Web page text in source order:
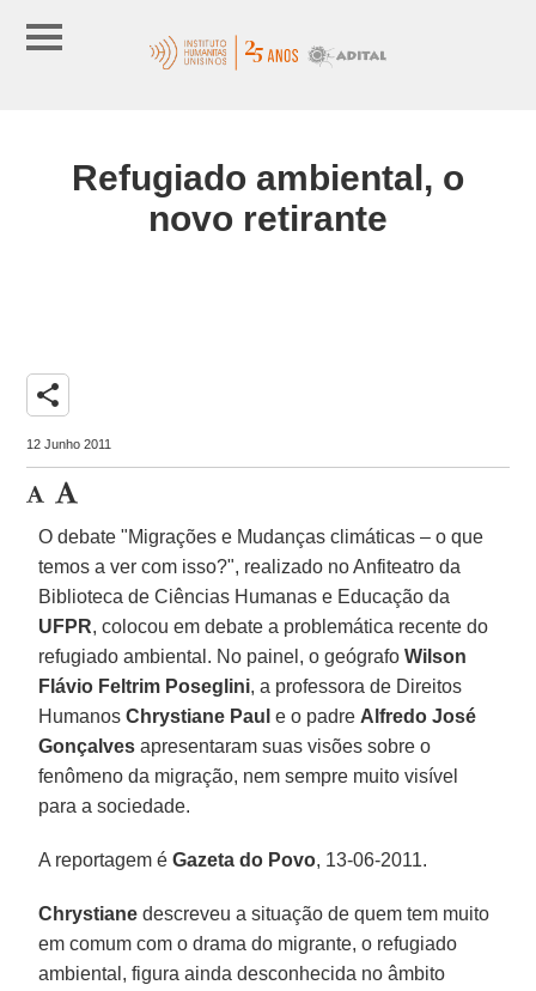
Refugiado ambiental, o
novo retirante
share
12 Junho 2011
O debate "Migrações e Mudanças climáticas – o que
temos a ver com isso?", realizado no Anfiteatro da
Biblioteca de Ciências Humanas e Educação da
UFPR, colocou em debate a problemática recente do
refugiado ambiental. No painel, o geógrafoWilson
Flávio Feltrim Poseglini, a professora de Direitos
HumanosChrystiane Paul e o padre Alfredo José
Gonçalves apresentaram suas visões sobre o
fenômeno da migração, nem sempre muito visível
para a sociedade.
A reportagem éGazeta do Povo, 13-06-2011.
Chrystiane descreveu a situação de quem tem muito
em comum com o drama do migrante, o refugiado
ambiental, figura ainda desconhecida no âmbito